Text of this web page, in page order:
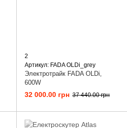
2
Артикул: FADA OLDi_grey
Электротрайк FADA OLDi,
600W
32 000.00 грн 37 440.00 грн